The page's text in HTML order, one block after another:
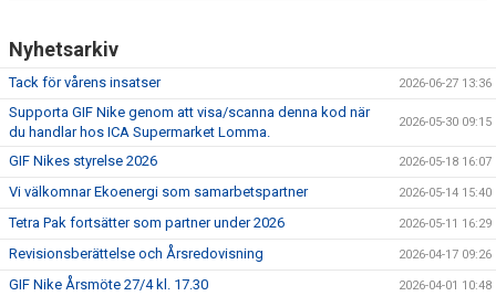
IDROTTSFÖRSÄKRING
BOKA KLUBBLOKAL
BOKA VEO & SMARTCAM
TRYGG IDROTT
Nyhetsarkiv
Tack för vårens insatser 2026-06-27 13:36
Supporta GIF Nike genom att visa/scanna denna kod när
du handlar hos ICA Supermarket Lomma.
2026-05-30 09:15
GIF Nikes styrelse 2026 2026-05-18 16:07
Vi välkomnar Ekoenergi som samarbetspartner 2026-05-14 15:40
Tetra Pak fortsätter som partner under 2026 2026-05-11 16:29
Revisionsberättelse och Årsredovisning 2026-04-17 09:26
GIF Nike Årsmöte 27/4 kl. 17.30 2026-04-01 10:48